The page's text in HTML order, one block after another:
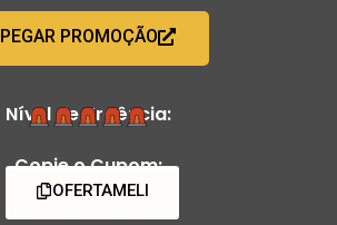
PEGAR PROMOÇÃO
Nível de Urgência:
Copie o Cupom:
OFERTAMELI